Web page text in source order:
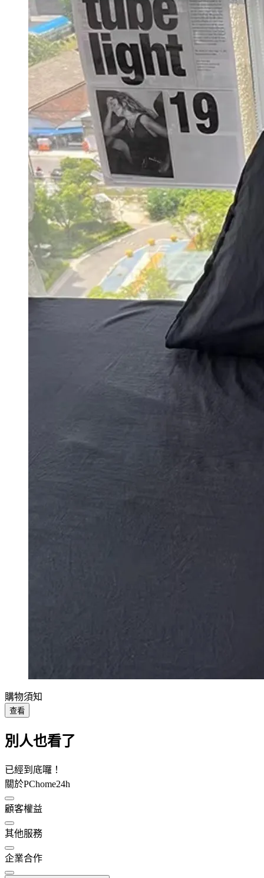
購物須知
查看
別人也看了
已經到底囉！
關於PChome24h
顧客權益
其他服務
企業合作